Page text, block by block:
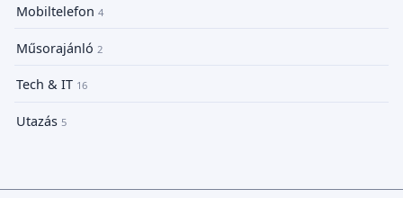
Mobiltelefon 4
Műsorajánló 2
Tech & IT 16
Utazás 5